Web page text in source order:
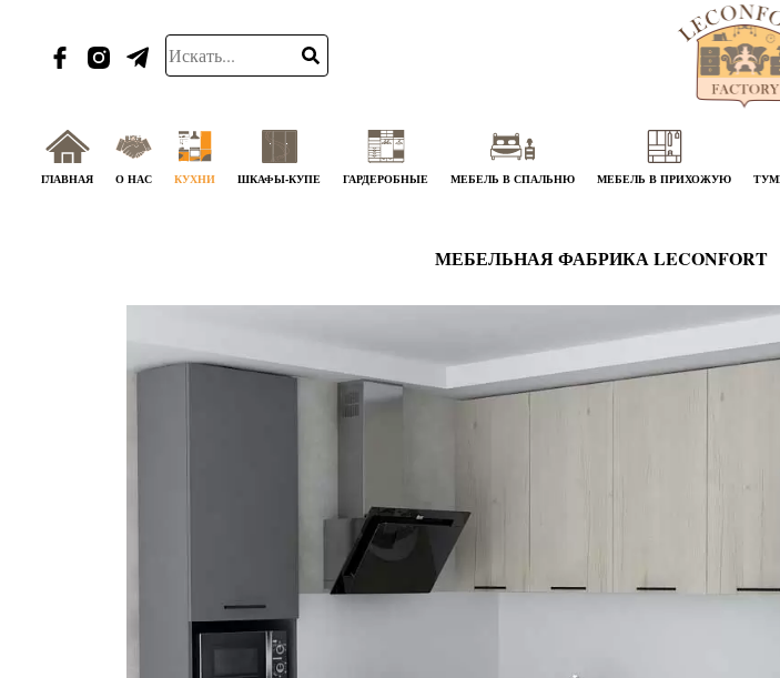
ГЛАВНАЯ О НАС КУХНИ ШКАФЫ-КУПЕ ГАРДЕРОБНЫЕ МЕБЕЛЬ В СПАЛЬНЮ МЕБЕЛЬ В ПРИХОЖУЮ
МЕБЕЛЬНАЯ ФАБРИКА LECONFORT